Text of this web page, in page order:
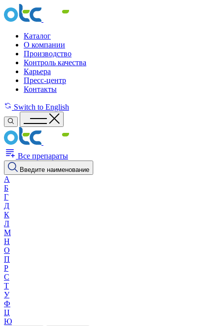
Каталог
О компании
Производство
Контроль качества
Карьера
Пресс-центр
Контакты
Switch to English
Все препараты
Введите наименование
А
Б
Г
Д
К
Л
М
Н
О
П
Р
С
Т
У
Ф
Ц
Ю